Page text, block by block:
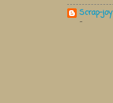
Scrap-joy
-